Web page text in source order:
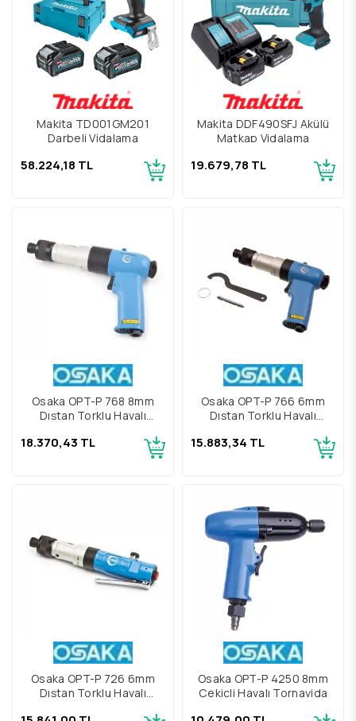
Makita TD001GM201
Darbeli Vidalama
58.224,18 TL
Makita DDF490SFJ Akülü
Matkap Vidalama
19.679,78 TL
Osaka OPT-P 768 8mm
Dıştan Torklu Havalı
18.370,43 TL
Osaka OPT-P 766 6mm
Dıştan Torklu Havalı
15.883,34 TL
Osaka OPT-P 726 6mm
Dıştan Torklu Havalı
Osaka OPT-P 4250 8mm
Çekiçli Havalı Tornavida